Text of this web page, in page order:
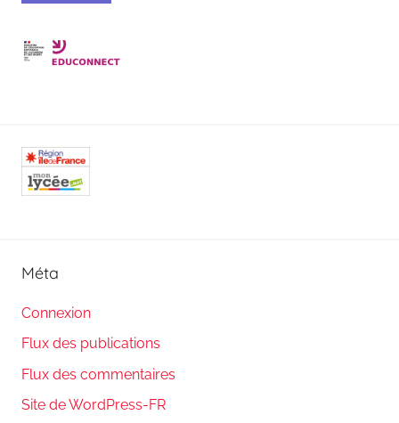
Méta
Connexion
Flux des publications
Flux des commentaires
Site de WordPress-FR